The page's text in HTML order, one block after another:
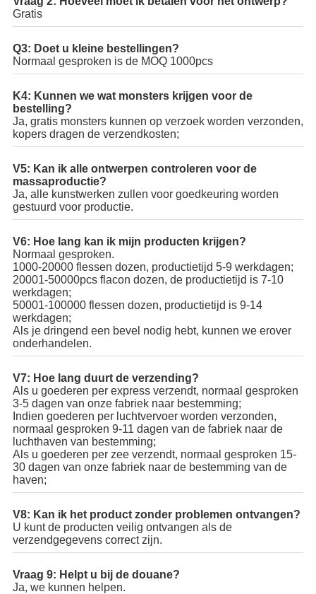
Gratis
Q3: Doet u kleine bestellingen?
Normaal gesproken is de MOQ 1000pcs
K4: Kunnen we wat monsters krijgen voor de
bestelling?
Ja, gratis monsters kunnen op verzoek worden verzonden,
kopers dragen de verzendkosten;
V5: Kan ik alle ontwerpen controleren voor de
massaproductie?
Ja, alle kunstwerken zullen voor goedkeuring worden
gestuurd voor productie.
V6: Hoe lang kan ik mijn producten krijgen?
Normaal gesproken.
1000-20000 flessen dozen, productietijd 5-9 werkdagen;
20001-50000pcs flacon dozen, de productietijd is 7-10
werkdagen;
50001-100000 flessen dozen, productietijd is 9-14
werkdagen;
Als je dringend een bevel nodig hebt, kunnen we erover
onderhandelen.
V7: Hoe lang duurt de verzending?
Als u goederen per express verzendt, normaal gesproken
3-5 dagen van onze fabriek naar bestemming;
Indien goederen per luchtvervoer worden verzonden,
normaal gesproken 9-11 dagen van de fabriek naar de
luchthaven van bestemming;
Als u goederen per zee verzendt, normaal gesproken 15-
30 dagen van onze fabriek naar de bestemming van de
haven;
V8: Kan ik het product zonder problemen ontvangen?
U kunt de producten veilig ontvangen als de
verzendgegevens correct zijn.
Vraag 9: Helpt u bij de douane?
Ja, we kunnen helpen.